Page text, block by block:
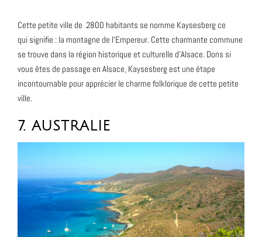
Cette petite ville de 2800 habitants se nomme Kaysesberg ce
qui signifie : la montagne de l’Empereur. Cette charmante commune
se trouve dans la région historique et culturelle d’Alsace. Dons si
vous êtes de passage en Alsace, Kaysesberg est une étape
incontournable pour apprécier le charme folklorique de cette petite
ville.
7. AUSTRALIE